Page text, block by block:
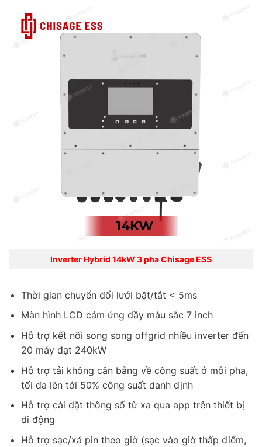
Inverter Hybrid 14kW 3 pha Chisage ESS
Thời gian chuyển đổi lưới bật/tắt < 5ms
Màn hình LCD cảm ứng đầy màu sắc 7 inch
Hỗ trợ kết nối song song offgrid nhiều inverter đến
20 máy đạt 240kW
Hỗ trợ tải không cân bằng về công suất ở mỗi pha,
tối đa lên tới 50% công suất danh định
Hỗ trợ cài đặt thông số từ xa qua app trên thiết bị
di động
Hỗ trợ sạc/xả pin theo giờ (sạc vào giờ thấp điểm,